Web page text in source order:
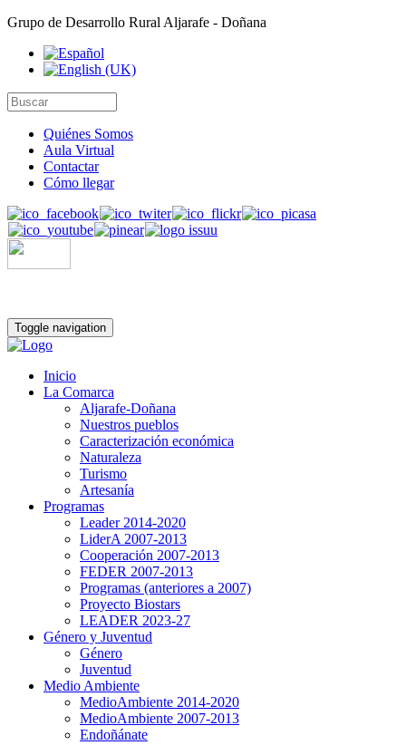
Grupo de Desarrollo Rural Aljarafe - Doñana
Quiénes Somos
Aula Virtual
Contactar
Cómo llegar
Toggle navigation
Inicio
La Comarca
Aljarafe-Doñana
Nuestros pueblos
Caracterización económica
Naturaleza
Turismo
Artesanía
Programas
Leader 2014-2020
LiderA 2007-2013
Cooperación 2007-2013
FEDER 2007-2013
Programas (anteriores a 2007)
Proyecto Biostars
LEADER 2023-27
Género y Juventud
Género
Juventud
Medio Ambiente
MedioAmbiente 2014-2020
MedioAmbiente 2007-2013
Endoñánate